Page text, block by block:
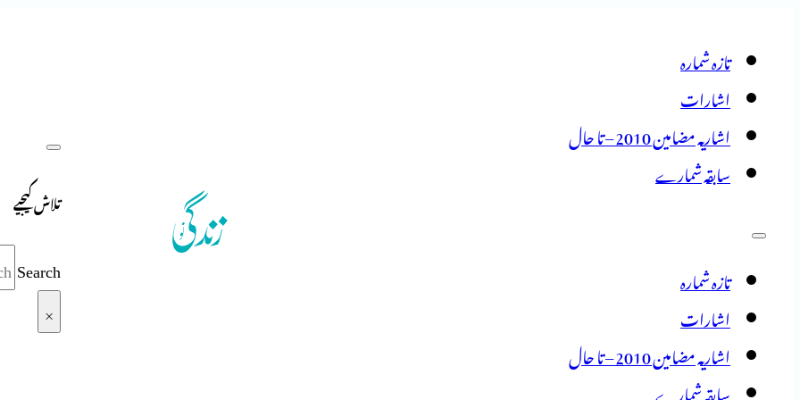
تازہ شمارہ
اشارات
اشاریہ مضامین 2010 – تا حال
سابقہ شمارے
تازہ شمارہ
اشارات
اشاریہ مضامین 2010 – تا حال
سابقہ شمارے
تلاش کیجیے
Search
×